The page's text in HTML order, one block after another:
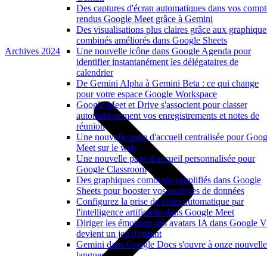
Des captures d'écran automatiques dans vos
rendus Google Meet grâce à Gemini
Des visualisations plus claires grâce aux
combinés améliorés dans Google Sheets
Une nouvelle icône dans Google Agenda pour
identifier instantanément les délégataires de
calendrier
De Gemini Alpha à Gemini Beta : ce qui change
pour votre espace Google Workspace
Google Meet et Drive s'associent pour classer
automatiquement vos enregistrements et notes de
réunion
Une nouvelle page d'accueil centralisée pour
Meet sur le web
Une nouvelle page d'accueil personnalisée pour
Google Classroom
Des graphiques combinés simplifiés dans Google
Sheets pour booster vos analyses de données
Configurez la prise de notes automatique par
l'intelligence artificielle dans Google Meet
Diriger les émotions des avatars IA dans Google
devient un jeu d'enfant
Gemini dans Google Docs s'ouvre à onze
Archives 2024